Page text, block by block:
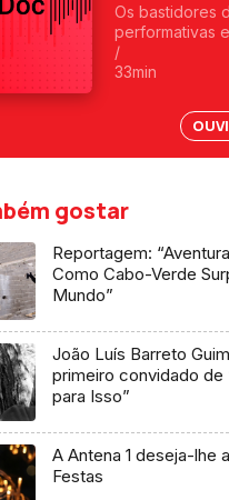
Os bastidores
performativas
escondem uma
preocupante:
assédio moral
metade foi
/
33min
gostar
Reportagem:
Como Cabo-Verde
Mundo”
João Luís Barreto
primeiro convidado de
para Isso”
A Antena 1 deseja-lhe
Festas